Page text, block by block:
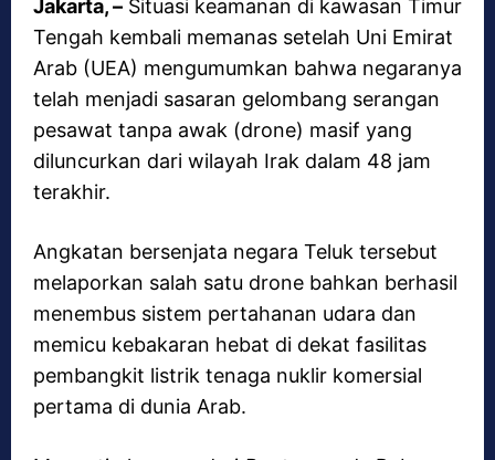
Jakarta, – Situasi keamanan di kawasan Timur
Tengah kembali memanas setelah Uni Emirat
Arab (UEA) mengumumkan bahwa negaranya
telah menjadi sasaran gelombang serangan
pesawat tanpa awak (drone) masif yang
diluncurkan dari wilayah Irak dalam 48 jam
terakhir.
Angkatan bersenjata negara Teluk tersebut
melaporkan salah satu drone bahkan berhasil
menembus sistem pertahanan udara dan
memicu kebakaran hebat di dekat fasilitas
pembangkit listrik tenaga nuklir komersial
pertama di dunia Arab.